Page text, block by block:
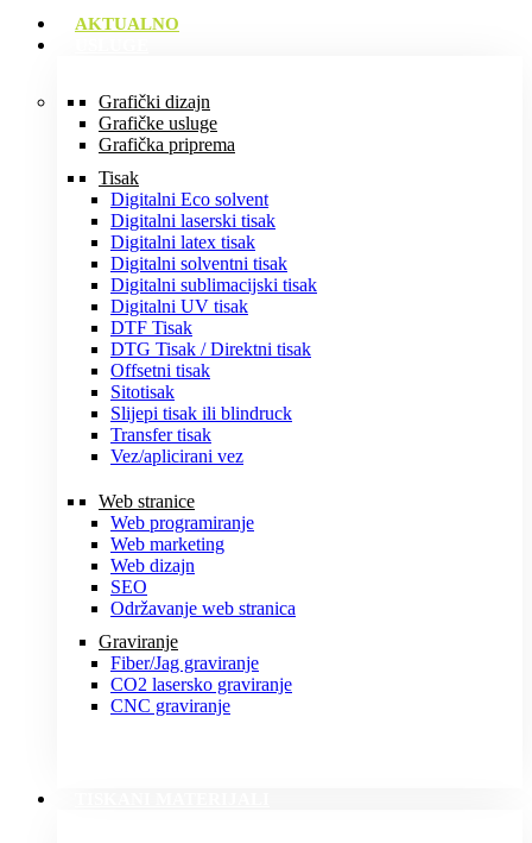
AKTUALNO
Grafički dizajn
Grafičke usluge
Grafička priprema
Tisak
Digitalni Eco solvent
Digitalni laserski tisak
Digitalni latex tisak
Digitalni solventni tisak
Digitalni sublimacijski tisak
Digitalni UV tisak
DTF Tisak
DTG Tisak / Direktni tisak
Offsetni tisak
Sitotisak
Slijepi tisak ili blindruck
Transfer tisak
Vez/aplicirani vez
Web stranice
Web programiranje
Web marketing
Web dizajn
SEO
Održavanje web stranica
Graviranje
Fiber/Jag graviranje
CO2 lasersko graviranje
CNC graviranje